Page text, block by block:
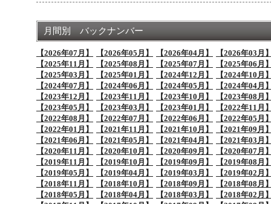
月間別 バックナンバー
【2026年07月】 【2026年05月】 【2026年04月】
【2026年03月
【2025年11月】
【2025年08月】 【2025年07月】
【2025年06月
【2025年03月】
【2025年01月】 【2024年12月】
【2024年10月
【2024年07月】
【2024年06月】 【2024年05月】
【2024年04月
【2023年12月】
【2023年11月】 【2023年10月】
【2023年08月
【2023年05月】
【2023年03月】 【2023年01月】
【2022年11月
【2022年08月】
【2022年07月】 【2022年06月】
【2022年05月
【2022年01月】
【2021年11月】 【2021年10月】
【2021年09月
【2021年06月】
【2021年05月】 【2021年04月】
【2021年03月
【2020年11月】
【2020年10月】 【2020年09月】
【2020年07月
【2019年11月】
【2019年10月】 【2019年09月】
【2019年08月
【2019年05月】
【2019年04月】 【2019年03月】
【2019年02月
【2018年11月】
【2018年10月】 【2018年09月】
【2018年08月
【2018年05月】
【2018年04月】 【2018年03月】
【2018年02月